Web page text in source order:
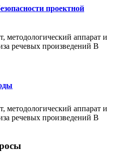
проектной
методологический аппарат и
речевых произведений В
методологический аппарат и
речевых произведений В